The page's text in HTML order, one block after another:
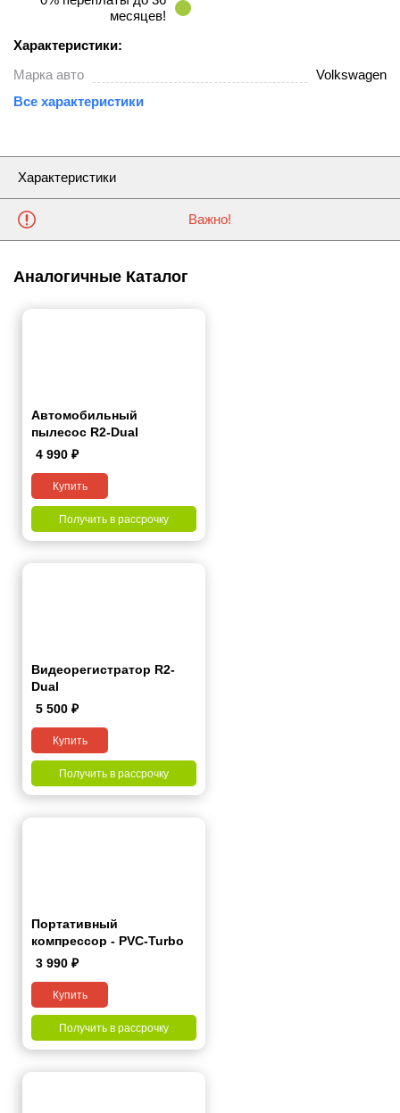
месяцев!
Характеристики:
Марка авто
Volkswagen
Все характеристики
Характеристики
Важно!
Аналогичные Каталог
Автомобильный
пылесос R2-Dual
4 990 ₽
Купить
Получить в рассрочку
Видеорегистратор R2-
Dual
5 500 ₽
Купить
Получить в рассрочку
Портативный
компрессор - PVC-Turbo
3 990 ₽
Купить
Получить в рассрочку